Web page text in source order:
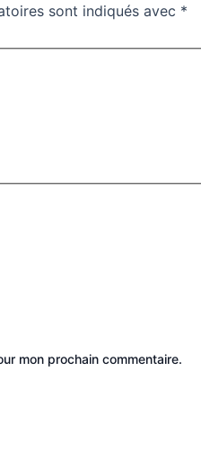
sont indiqués avec *
mon prochain commentaire.